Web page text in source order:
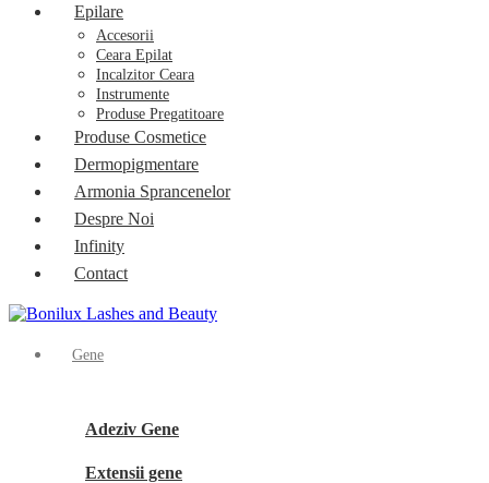
Epilare
Accesorii
Ceara Epilat
Incalzitor Ceara
Instrumente
Produse Pregatitoare
Produse Cosmetice
Dermopigmentare
Armonia Sprancenelor
Despre Noi
Infinity
Contact
Gene
Adeziv Gene
Extensii gene